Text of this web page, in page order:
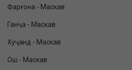
Фарғона - Маскав
Ганҷа - Маскав
Хуҷанд - Маскав
Ош - Маскав